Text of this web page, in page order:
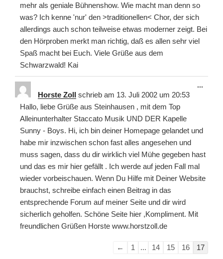
mehr als geniale Bühnenshow. Wie macht man denn so
was? Ich kenne 'nur' den >traditionellen< Chor, der sich
allerdings auch schon teilweise etwas moderner zeigt. Bei
den Hörproben merkt man richtig, daß es allen sehr viel
Spaß macht bei Euch. Viele Grüße aus dem
Schwarzwald! Kai
Horste Zoll schrieb am 13. Juli 2002 um 20:53
Hallo, liebe Grüße aus Steinhausen , mit dem Top
Alleinunterhalter Staccato Musik UND DER Kapelle
Sunny - Boys. Hi, ich bin deiner Homepage gelandet und
habe mir inzwischen schon fast alles angesehen und
muss sagen, dass du dir wirklich viel Mühe gegeben hast
und das es mir hier gefällt . Ich werde auf jeden Fall mal
wieder vorbeischauen. Wenn Du Hilfe mit Deiner Website
brauchst, schreibe einfach einen Beitrag in das
entsprechende Forum auf meiner Seite und dir wird
sicherlich geholfen. Schöne Seite hier ,Kompliment. Mit
freundlichen Grüßen Horste www.horstzoll.de
...
Navigation
← 1 ... 14 15 16 17